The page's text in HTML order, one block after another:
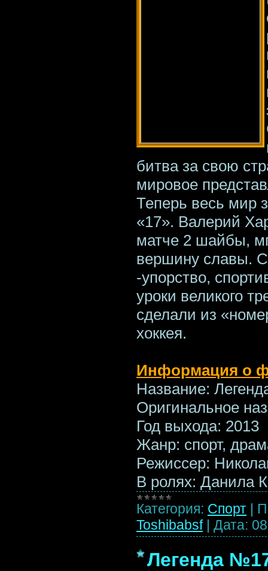
битва за свою
мировое
Теперь весь мир
«17». Валерий
матче 2 шайбы,
вершину славы.
-упорство,
уроки великого
сделали из
хоккея.
Информация о
Название:
Оригинальное
Год выхода: 2013
Жанр: спорт,
Режиссер:
В ролях: Данила
Категория: Спорт |
Toshibabsf | Дата:
Легенда